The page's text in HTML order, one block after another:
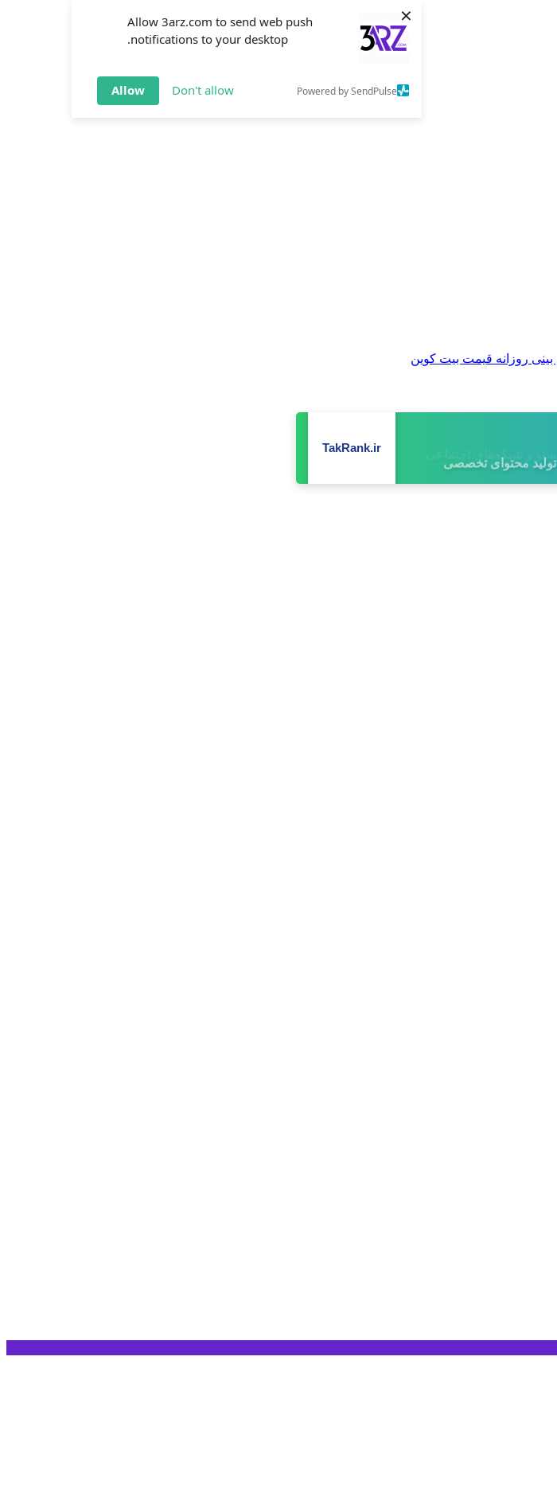
Allow 3arz.com to send web push
notifications to your desktop.
Powered by SendPulse
Don't allow
Allow
×
تولید محتوای تخصصی
TakRank.ir